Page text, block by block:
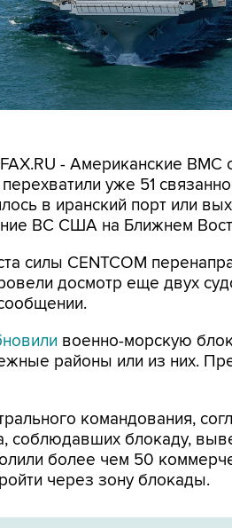
- Американские
уже 51
в иранский порт или
ВС США на Ближнем
силы CENTCOM
досмотр еще двух
военно-морскую
районы или из них.
командования,
соблюдавших блокаду,
более чем 50
через зону блокады.